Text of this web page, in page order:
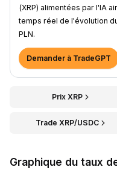
(XRP) alimentées par l'IA
temps réel de l'évolution
PLN.
Demander à TradeGPT
Prix XRP
Trade XRP/USDC
Graphique du taux